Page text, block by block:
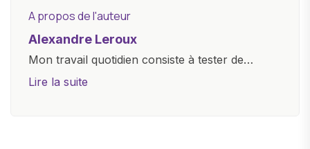
A propos de l'auteur
Alexandre Leroux
Mon travail quotidien consiste à tester de
nouveaux appareils, à rédiger des critiques
Lire la suite